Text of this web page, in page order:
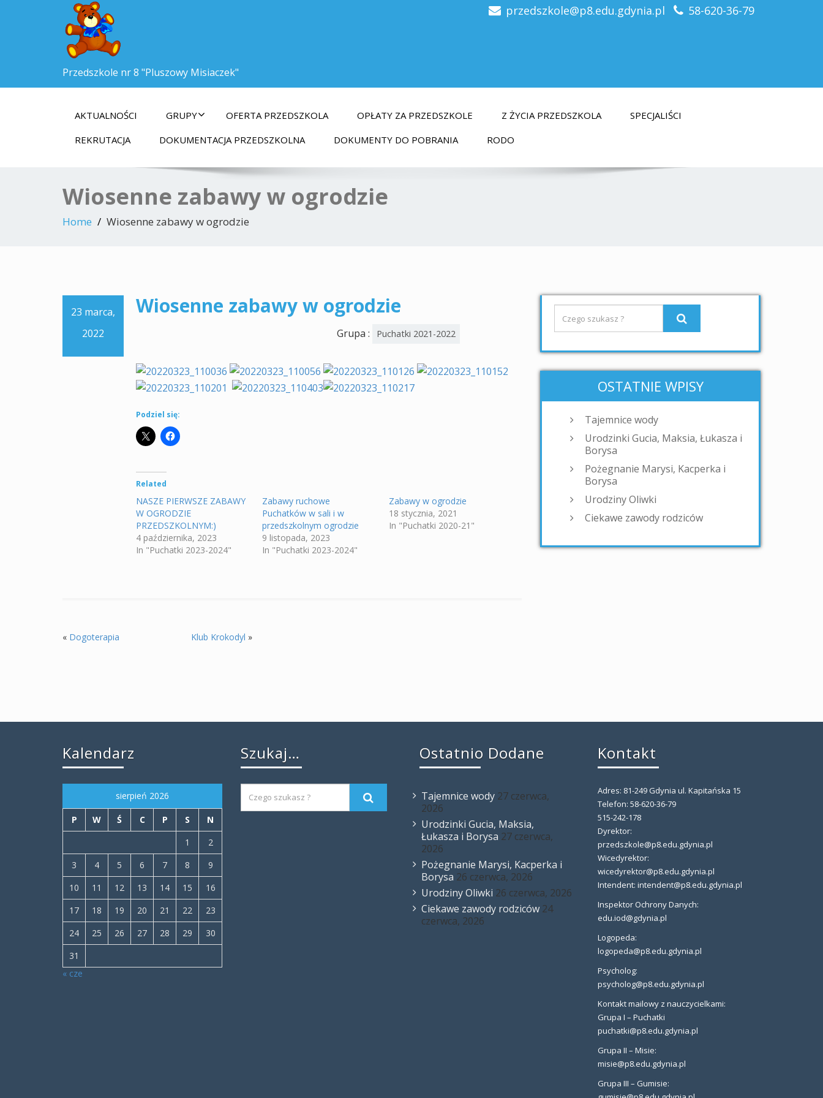
Przedszkole nr 8 "Pluszowy Misiaczek"
przedszkole@p8.edu.gdynia.pl 58-620-36-79
AKTUALNOŚCI GRUPY OFERTA PRZEDSZKOLA OPŁATY ZA PRZEDSZKOLE Z ŻYCIA PRZEDSZKOLA
SPECJALIŚCI
REKRUTACJA
DOKUMENTACJA PRZEDSZKOLNA DOKUMENTY DO POBRANIA RODO
Wiosenne zabawy w ogrodzie
Home Wiosenne zabawy w ogrodzie
23 marca,
2022
Wiosenne zabawy w ogrodzie
Grupa : Puchatki 2021-2022
Podziel się:
Related
NASZE PIERWSZE ZABAWY
W OGRODZIE
PRZEDSZKOLNYM:)
4 października, 2023
In "Puchatki 2023-2024"
Zabawy ruchowe
Puchatków w sali i w
przedszkolnym ogrodzie
9 listopada, 2023
In "Puchatki 2023-2024"
Zabawy w ogrodzie
18 stycznia, 2021
In "Puchatki 2020-21"
« Dogoterapia Klub Krokodyl »
OSTATNIE WPISY
Tajemnice wody
Urodzinki Gucia, Maksia, Łukasza i
Borysa
Pożegnanie Marysi, Kacperka i
Borysa
Urodziny Oliwki
Ciekawe zawody rodziców
Kalendarz
sierpień 2026
P W Ś C P S
N
1
2
3
4 5 6 7 8
9
10
11 12 13 14 15
16
17
18 19 20 21 22
23
24
25 26 27 28 29
30
31
« cze
Szukaj… Ostatnio Dodane
Tajemnice wody 27 czerwca,
2026
Urodzinki Gucia, Maksia,
Łukasza i Borysa 27 czerwca,
2026
Pożegnanie Marysi, Kacperka i
Borysa 26 czerwca, 2026
Urodziny Oliwki 26 czerwca, 2026
Ciekawe zawody rodziców 24
czerwca, 2026
Kontakt
Adres: 81-249 Gdynia ul. Kapitańska 15
Telefon: 58-620-36-79
515-242-178
Dyrektor:
przedszkole@p8.edu.gdynia.pl
Wicedyrektor:
wicedyrektor@p8.edu.gdynia.pl
Intendent: intendent@p8.edu.gdynia.pl
Inspektor Ochrony Danych:
edu.iod@gdynia.pl
Logopeda:
logopeda@p8.edu.gdynia.pl
Psycholog:
psycholog@p8.edu.gdynia.pl
Kontakt mailowy z nauczycielkami:
Grupa I – Puchatki
puchatki@p8.edu.gdynia.pl
Grupa II – Misie:
misie@p8.edu.gdynia.pl
Grupa III – Gumisie: